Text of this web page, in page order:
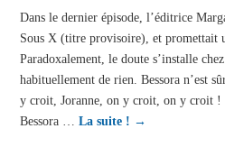
Dans le dernier épisode, l’éditrice
Sous X (titre provisoire), et promettait
Paradoxalement, le doute s’installe
habituellement de rien. Bessora n’est
y croit, Joranne, on y croit, on y croit !
Bessora … La suite ! →